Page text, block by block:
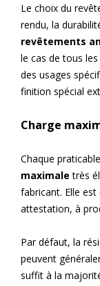
Le choix du
rendu, la
revêtements
le cas de tous
des usages
finition spécial
Charge
Chaque
maximale très
fabricant. Elle
attestation, à
Par défaut, la
peuvent
suffit à la